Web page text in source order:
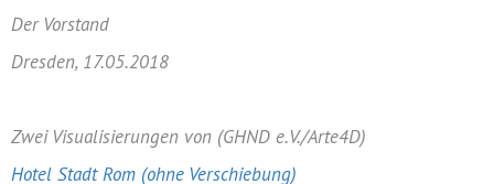
Der Vorstand
Dresden, 17.05.2018
Zwei Visualisierungen von (GHND e.V./Arte4D)
Hotel Stadt Rom (ohne Verschiebung)